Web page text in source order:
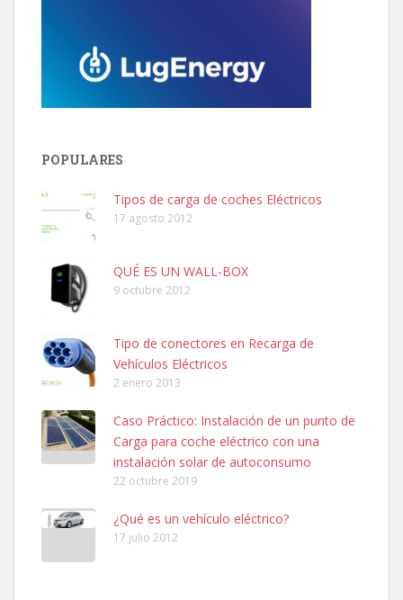
POPULARES
Tipos de carga de coches Eléctricos
17 agosto 2012
QUÉ ES UN WALL-BOX
9 octubre 2012
Tipo de conectores en Recarga de
Vehículos Eléctricos
2 enero 2013
Caso Práctico: Instalación de un punto de
Carga para coche eléctrico con una
instalación solar de autoconsumo
22 octubre 2019
¿Qué es un vehículo eléctrico?
17 julio 2012